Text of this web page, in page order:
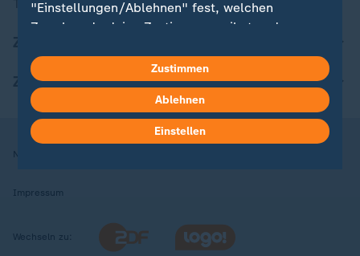
Themen im Überblick
ZDFheute Apps
Nutzungsbedingungen
Impressum
Wechseln zu:
"Einstellungen/Ablehnen" fest, welchen
Zwecken du deine Zustimmung gibst und
kannst du jederzeit mit Wirkung für die Zukunft
in deinen Einstellungen widerrufen oder ändern.
Hier findest du das Impressum.
Weitere Informationen findest du in unserer
Zustimmen
Ablehnen
Einstellen